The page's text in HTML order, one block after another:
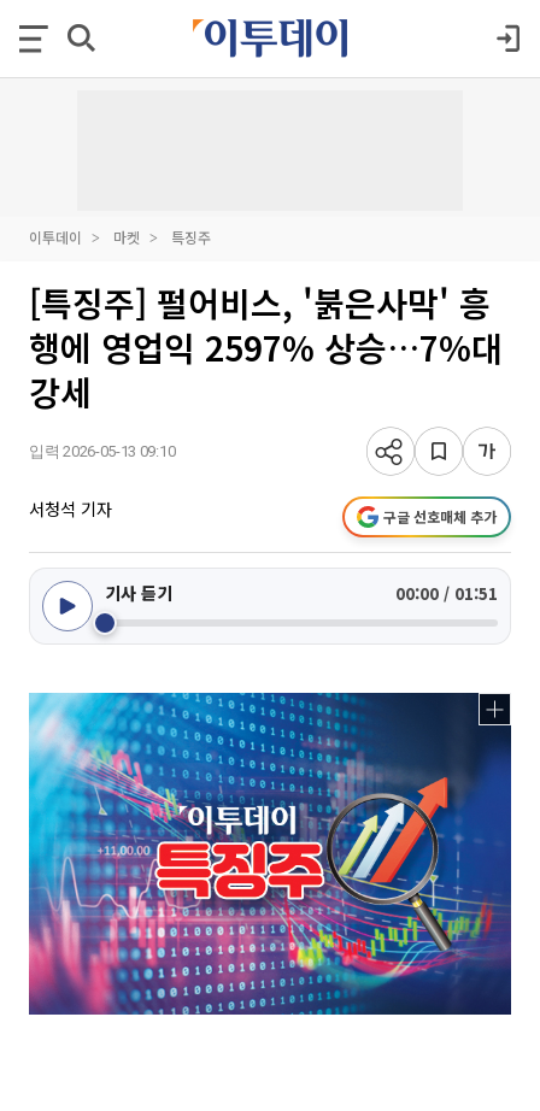
이투데이 마켓 특징주
[특징주] 펄어비스, '붉은사막' 흥
행에 영업익 2597% 상승…7%대
강세
입력 2026-05-13 09:10
서청석 기자 구글 선호매체 추가
기사 듣기 00:00 / 01:51